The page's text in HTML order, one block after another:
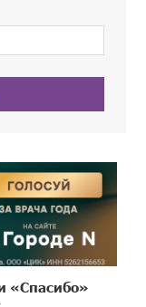
«Спасибо»